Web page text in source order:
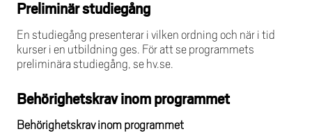
Preliminär studiegång
En studiegång presenterar i vilken ordning och när i tid
kurser i en utbildning ges. För att se programmets
preliminära studiegång, se hv.se.
Behörighetskrav inom programmet
Behörighetskrav inom programmet